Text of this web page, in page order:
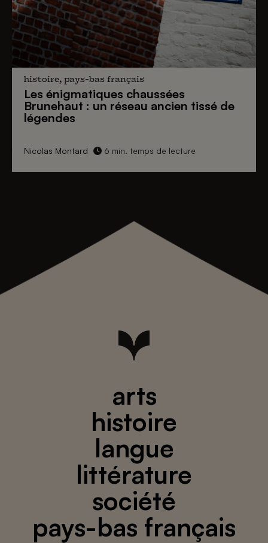
histoire, pays-bas français
Les énigmatiques chaussées
Brunehaut : un réseau ancien tissé de
légendes
Nicolas Montard 6 min. temps de lecture
arts
histoire
langue
littérature
société
pays-bas français